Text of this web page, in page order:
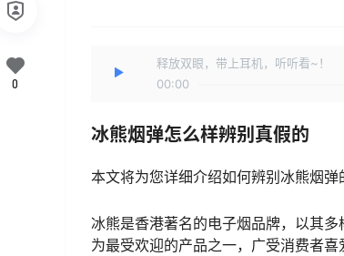
释放双眼，带上耳机，听听看~！
00:00
冰熊烟弹怎么样辨别真假的
本文将为您详细介绍如何辨别冰熊烟弹
冰熊是香港著名的电子烟品牌，以其
为最受欢迎的产品之一，广受消费者
0